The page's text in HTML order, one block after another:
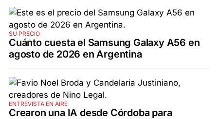
SU PRECIO
Cuánto cuesta el Samsung Galaxy A56 en
agosto de 2026 en Argentina
ENTREVISTA EN AIRE
Crearon una IA desde Córdoba para